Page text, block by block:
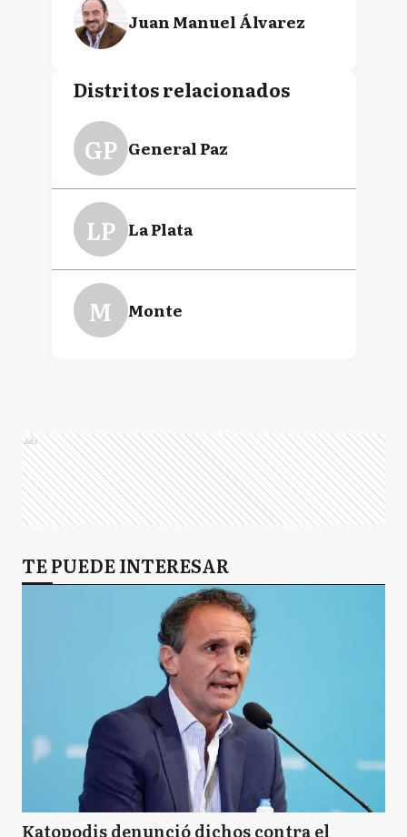
Juan Manuel Álvarez
Distritos relacionados
GP General Paz
LP La Plata
M Monte
Ads
TE PUEDE INTERESAR
Katopodis denunció dichos contra el